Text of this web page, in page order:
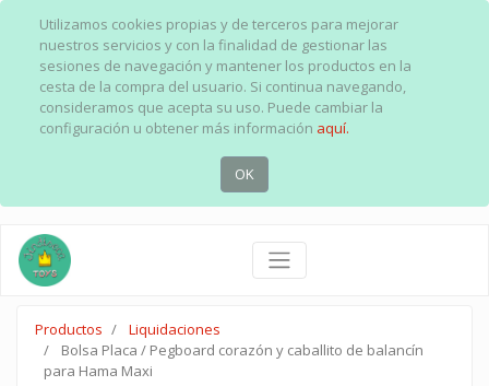
Utilizamos cookies propias y de terceros para mejorar
nuestros servicios y con la finalidad de gestionar las
sesiones de navegación y mantener los productos en la
cesta de la compra del usuario. Si continua navegando,
consideramos que acepta su uso. Puede cambiar la
configuración u obtener más información aquí.
OK
Productos
Liquidaciones
Bolsa Placa / Pegboard corazón y caballito de balancín
para Hama Maxi